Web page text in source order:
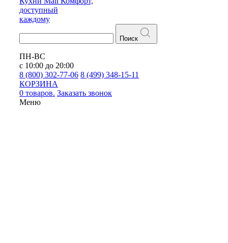
доступный
каждому
Поиск
ПН-ВС
с 10:00 до 20:00
8 (800) 302-77-06 8 (499) 348-15-11
КОРЗИНА
0 товаров. Заказать звонок
Меню